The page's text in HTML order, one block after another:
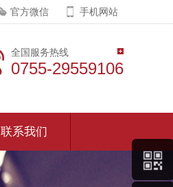
官方微信 手机网站
全国服务热线
0755-29559106
联系我们